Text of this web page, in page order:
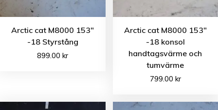
Arctic cat M8000 153″
-18 Styrstång
899.00kr
Arctic cat M8000 153″
-18 konsol
handtagsvärme och
tumvärme
799.00 kr